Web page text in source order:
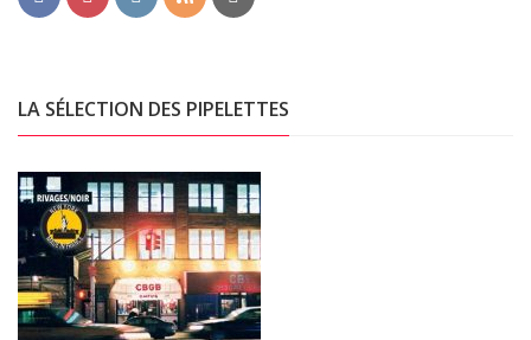
LA SÉLECTION DES PIPELETTES